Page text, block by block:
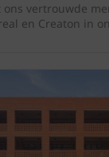
ons vertrouwde
en Creaton in